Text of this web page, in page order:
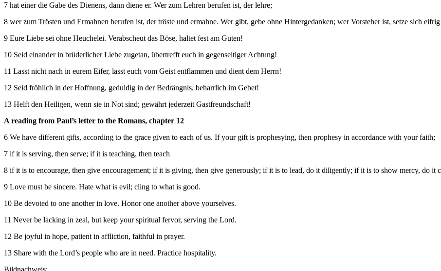
7 hat einer die Gabe des Dienens, dann diene er. Wer zum Lehren berufen ist, der lehre;
8 wer zum Trösten und Ermahnen berufen ist, der tröste und ermahne. Wer gibt, gebe ohne Hintergedanken; wer Vorsteher ist, setze sich
9 Eure Liebe sei ohne Heuchelei. Verabscheut das Böse, haltet fest am Guten!
10 Seid einander in brüderlicher Liebe zugetan, übertrefft euch in gegenseitiger Achtung!
11 Lasst nicht nach in eurem Eifer, lasst euch vom Geist entflammen und dient dem Herrn!
12 Seid fröhlich in der Hoffnung, geduldig in der Bedrängnis, beharrlich im Gebet!
13 Helft den Heiligen, wenn sie in Not sind; gewährt jederzeit Gastfreundschaft!
A reading from Paul’s letter to the Romans, chapter 12
6 We have different gifts, according to the grace given to each of us. If your gift is prophesying, then prophesy in accordance with your faith;
7 if it is serving, then serve; if it is teaching, then teach
8 if it is to encourage, then give encouragement; if it is giving, then give generously; if it is to lead, do it diligently; if it is to show mercy, do it
9 Love must be sincere. Hate what is evil; cling to what is good.
10 Be devoted to one another in love. Honor one another above yourselves.
11 Never be lacking in zeal, but keep your spiritual fervor, serving the Lord.
12 Be joyful in hope, patient in affliction, faithful in prayer.
13 Share with the Lord’s people who are in need. Practice hospitality.
Bildnachweis: